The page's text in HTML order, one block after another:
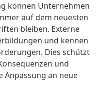
können Unternehmen
auf dem neuesten
bleiben. Externe
und kennen
Dies schützt
und
Anpassung an neue